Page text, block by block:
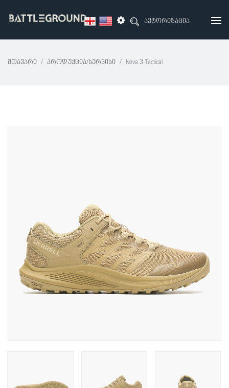
ავტორიზაცია
Მთავარი Პროდუქცია/სერვისი Nova 3 Tactical